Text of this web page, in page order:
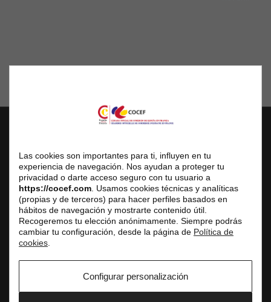
Chambre Officielle de Commerce d’Espagne en France
Siège Social
3 avenue de l’Opéra, 75001 Paris
Centre d’Affaires
Réception du public uniquement sur rendez-vous
Las cookies son importantes para ti, influyen en tu
experiencia de navegación. Nos ayudan a proteger tu
privacidad o darte acceso seguro con tu usuario a
https://cocef.com . Usamos cookies técnicas y analíticas
(propias y de terceros) para hacer perfiles basados en
hábitos de navegación y mostrarte contenido útil.
Recogeremos tu elección anónimamente. Siempre podrás
cambiar tu configuración, desde la página de Política de
cookies
Configurar personalización